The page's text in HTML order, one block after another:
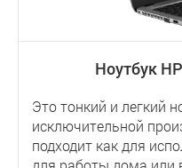
Ноутбук
Это тонкий и легкий
исключительной
подходит как для